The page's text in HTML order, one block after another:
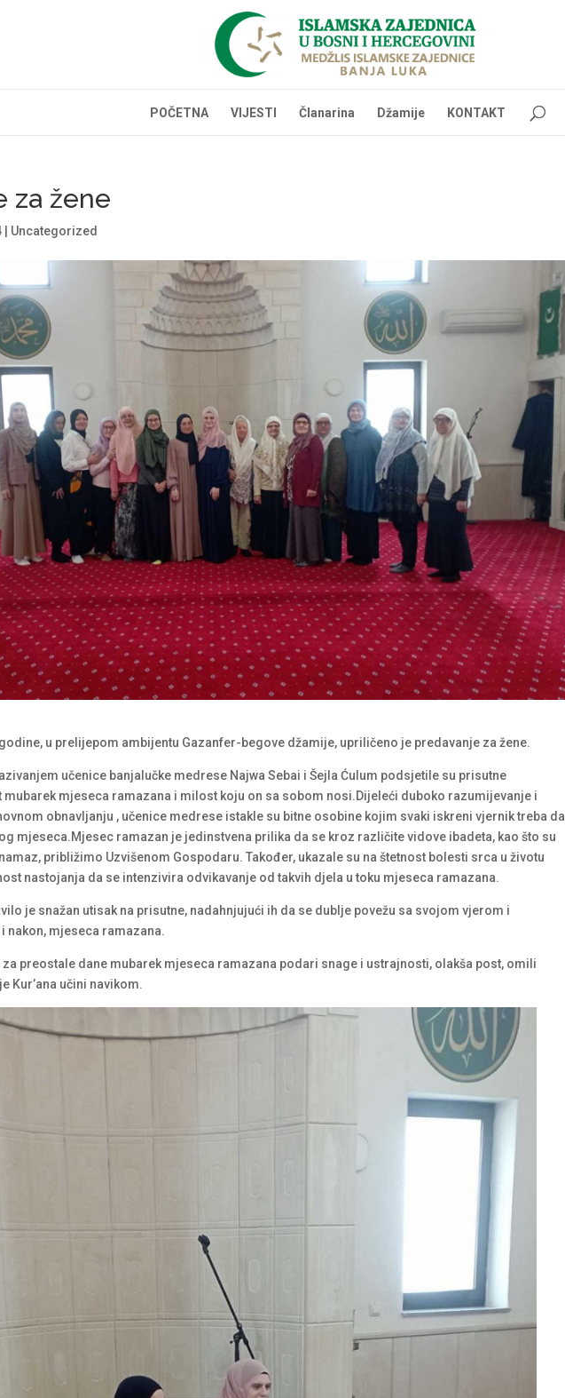
POČETNA VIJESTI Članarina Džamije KONTAKT
za žene
Uncategorized
u prelijepom ambijentu Gazanfer-begove džamije, upriličeno je predavanje za žene.
učenice banjalučke medrese Najwa Sebai i Šejla Ćulum podsjetile su prisutne
mubarek mjeseca ramazana i milost koju on sa sobom nosi.Dijeleći duboko razumijevanje i
obnavljanju , učenice medrese istakle su bitne osobine kojim svaki iskreni vjernik treba da
mjeseca.Mjesec ramazan je jedinstvena prilika da se kroz različite vidove ibadeta, kao što su
približimo Uzvišenom Gospodaru. Također, ukazale su na štetnost bolesti srca u životu
nastojanja da se intenzivira odvikavanje od takvih djela u toku mjeseca ramazana.
je snažan utisak na prisutne, nadahnjujući ih da se dublje povežu sa svojom vjerom i
nakon, mjeseca ramazana.
preostale dane mubarek mjeseca ramazana podari snage i ustrajnosti, olakša post, omili
Kur’ana učini navikom.